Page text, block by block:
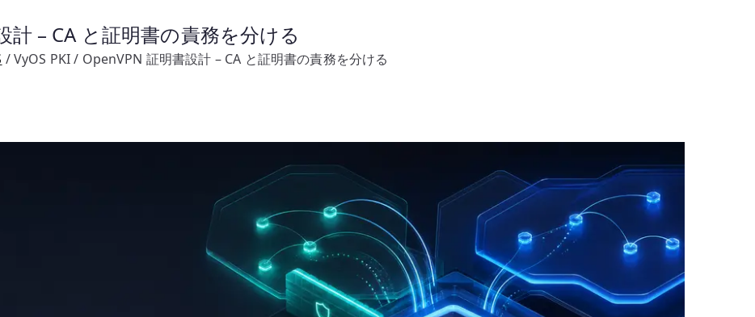
計 – CA と証明書の責務を分ける
VyOS PKI / OpenVPN 証明書設計 – CA と証明書の責務を分ける